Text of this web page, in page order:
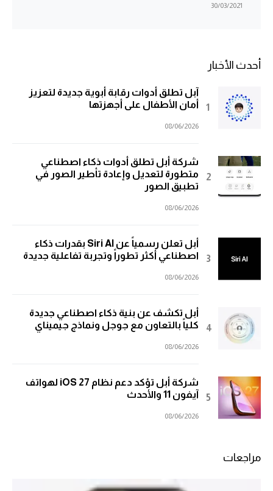
30/03/2021
أحدث الأخبار
آبل تطلق أدوات رقابة أبوية جديدة لتعزيز
أمان الأطفال على أجهزتها
08/06/2026
شركة أبل تطلق أدوات ذكاء اصطناعي
متطورة لتعديل وإعادة تأطير الصور في
تطبيق الصور
08/06/2026
أبل تعلن رسمياً عن Siri AI بقدرات ذكاء
اصطناعي أكثر تطوراً وتجربة تفاعلية جديدة
08/06/2026
أبل تكشف عن بنية ذكاء اصطناعي جديدة
كلياً بالتعاون مع جوجل ونماذج جيميناي
08/06/2026
شركة أبل تؤكد دعم نظام iOS 27 لهواتف
آيفون 11 والأحدث
08/06/2026
مراجعات